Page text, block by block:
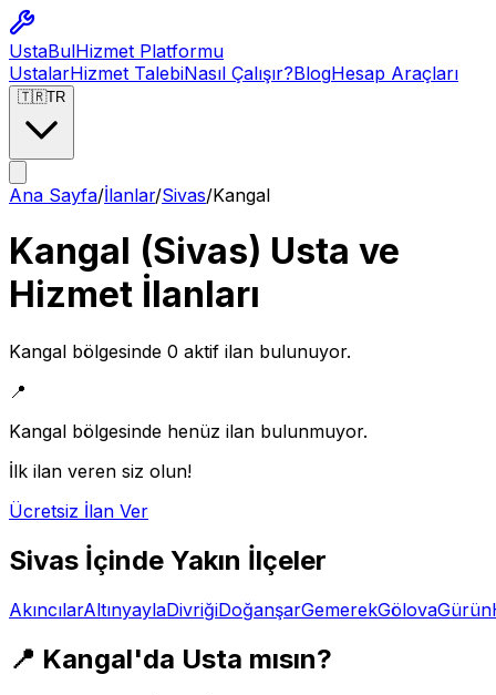
UstaBulHizmet Platformu
UstalarHizmet TalebiNasıl Çalışır?BlogHesap Araçları
🇹🇷TR
Ana Sayfa/İlanlar/Sivas/Kangal
Kangal (Sivas) Usta ve
Hizmet İlanları
Kangal bölgesinde 0 aktif ilan bulunuyor.
📍
Kangal bölgesinde henüz ilan bulunmuyor.
İlk ilan veren siz olun!
Ücretsiz İlan Ver
Sivas İçinde Yakın İlçeler
AkıncılarAltınyaylaDivriğiDoğanşarGemerekGölovaGürün
📍 Kangal'da Usta mısın?